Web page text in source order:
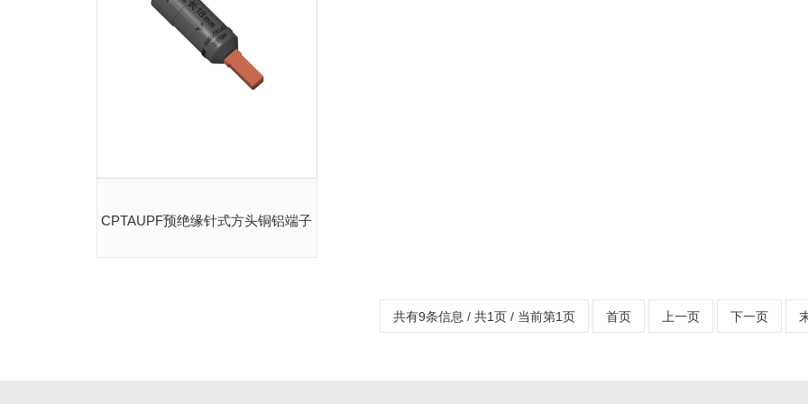
CPTAUPF预绝缘针式方头铜铝端子
共有9条信息 / 共1页 / 当前第1页 首页 上一页 下一页